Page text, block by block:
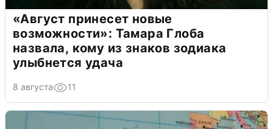
«Август принесет новые
возможности»: Тамара Глоба
назвала, кому из знаков зодиака
улыбнется удача
8 августа 11